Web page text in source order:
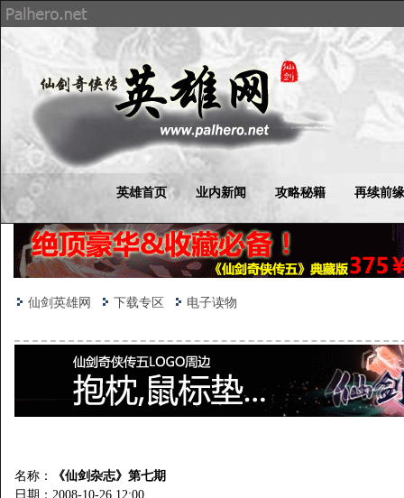
英雄首页 业内新闻 攻略秘籍 再续前缘
仙剑英雄网 下载专区 电子读物
名称：
《仙剑杂志》第七期
日期：2008-10-26 12:00